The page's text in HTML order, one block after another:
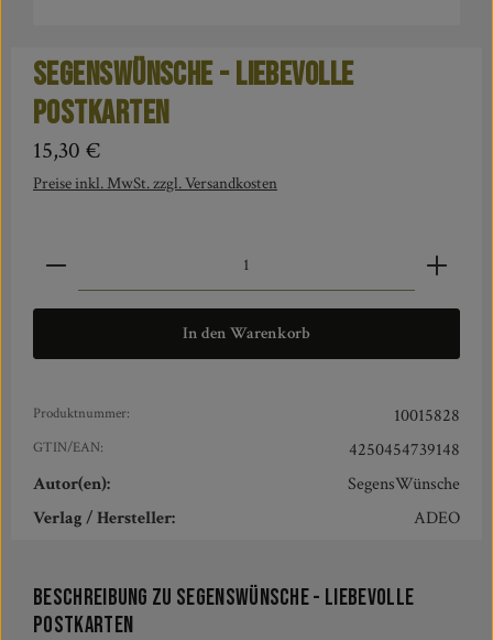
Segenswünsche - Liebevolle
Postkarten
Regulärer Preis:
15,30 €
Preise inkl. MwSt. zzgl. Versandkosten
Produkt Anzahl: Gib den gewünschten Wert ein oder
In den Warenkorb
Produktnummer: 10015828
GTIN/EAN:
4250454739148
Autor(en):
SegensWünsche
Verlag / Hersteller:
ADEO
Beschreibung zu Segenswünsche - Liebevolle
Postkarten